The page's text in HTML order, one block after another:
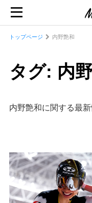
トップページ 内野艶和
タグ: 内
内野艶和に関する最